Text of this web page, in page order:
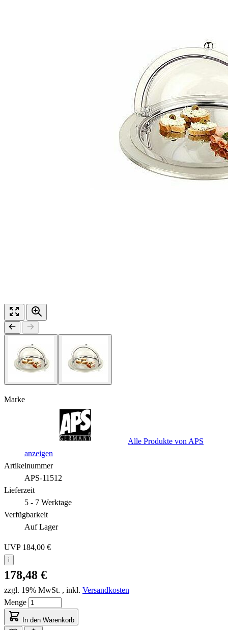
Marke
Alle Produkte von APS
anzeigen
Artikelnummer
APS-11512
Lieferzeit
5 - 7 Werktage
Verfügbarkeit
Auf Lager
UVP 184,00 €
i
178,48 €
zzgl. 19% MwSt. , inkl. Versandkosten
Menge
In den Warenkorb